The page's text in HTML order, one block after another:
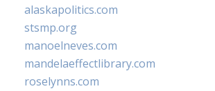
alaskapolitics.com
stsmp.org
manoelneves.com
mandelaeffectlibrary.com
roselynns.com